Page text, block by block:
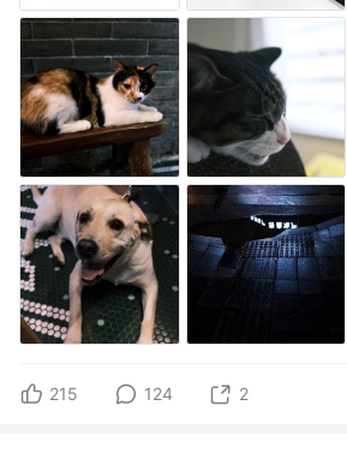
215 124 2